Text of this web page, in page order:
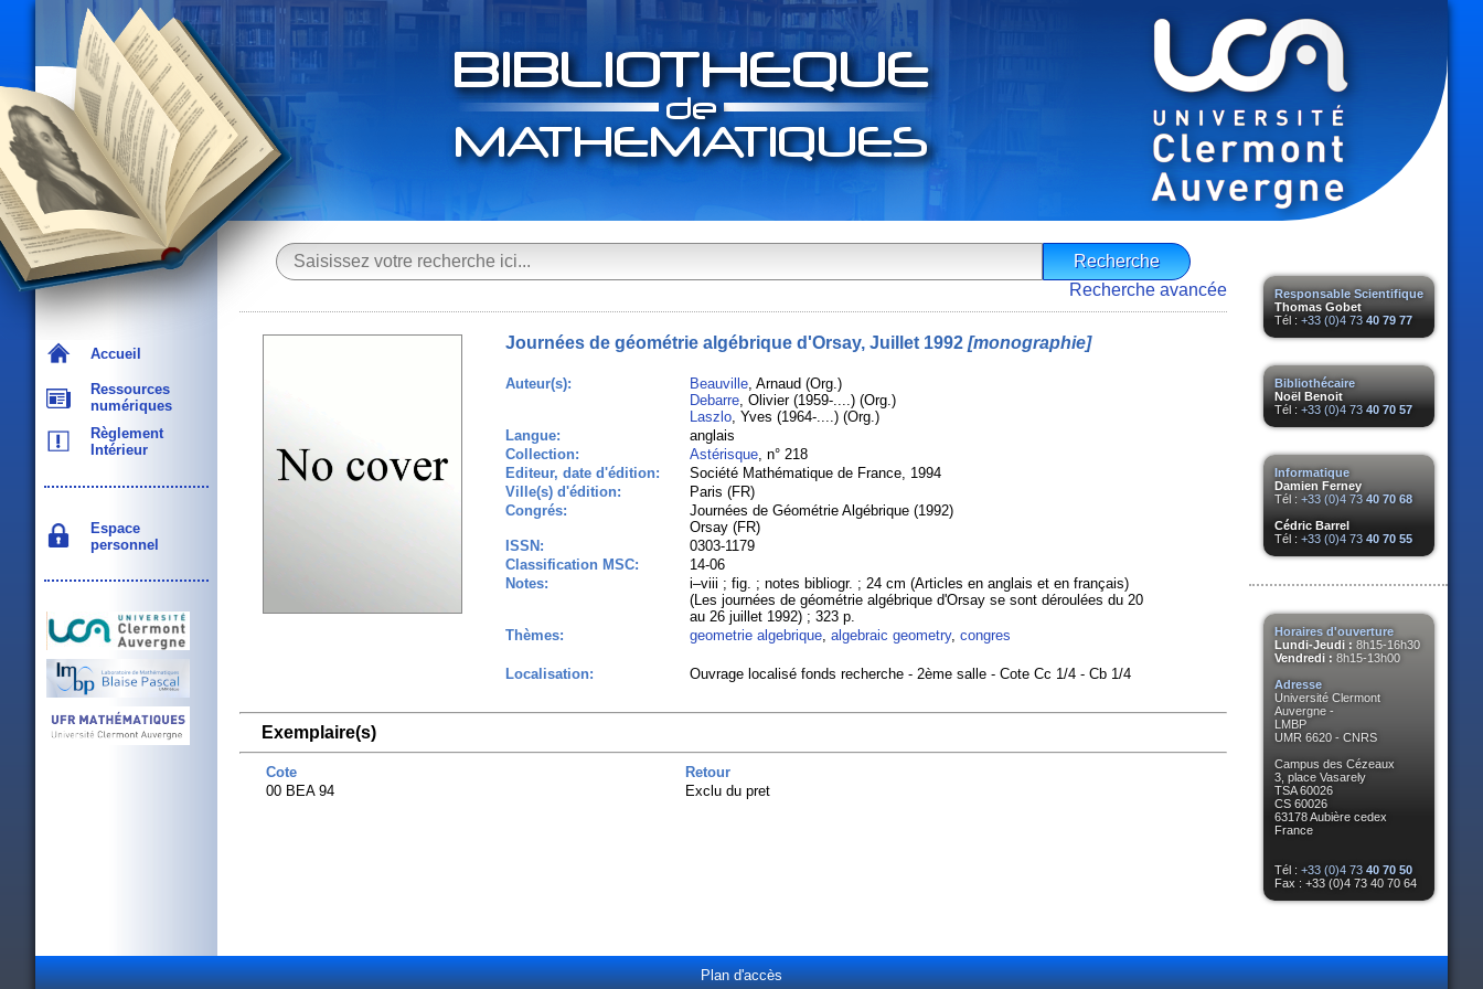
Accueil
Ressources
numériques
Règlement
Intérieur
Espace
personnel
Responsable Scientifique
Thomas Gobet
Tél : +33 (0)4 73 40 79 77
Bibliothécaire
Noël Benoit
Tél : +33 (0)4 73 40 70 57
Informatique
Damien Ferney
Tél : +33 (0)4 73 40 70 68
Cédric Barrel
Tél : +33 (0)4 73 40 70 55
Horaires d'ouverture
Lundi-Jeudi : 8h15-16h30
Vendredi : 8h15-13h00
Adresse
Université Clermont
Auvergne -
LMBP
UMR 6620 - CNRS
Campus des Cézeaux
3, place Vasarely
TSA 60026
CS 60026
63178 Aubière cedex
France
Tél : +33 (0)4 73 40 70 50
Fax : +33 (0)4 73 40 70 64
Recherche avancée
Journées de géométrie algébrique d'Orsay, Juillet 1992[monographie]
Auteur(s): Beauville, Arnaud (Org.)
Debarre, Olivier (1959-....) (Org.)
Laszlo, Yves (1964-....) (Org.)
Langue:
anglais
Collection:
Astérisque, n° 218
Editeur, date d'édition:
Société Mathématique de France, 1994
Ville(s) d'édition:
Paris (FR)
Congrés:
Journées de Géométrie Algébrique (1992)
Orsay (FR)
ISSN:
0303-1179
Classification MSC:
14-06
Notes:
i–viii ; fig. ; notes bibliogr. ; 24 cm (Articles en anglais et en français)
(Les journées de géométrie algébrique d'Orsay se sont déroulées du 20
au 26 juillet 1992) ; 323 p.
Thèmes:
geometrie algebrique, algebraic geometry, congres
Localisation: Ouvrage localisé fonds recherche - 2ème salle - Cote Cc 1/4 - Cb 1/4
Exemplaire(s)
Cote
Retour
00 BEA 94
Exclu du pret
Plan d'accès